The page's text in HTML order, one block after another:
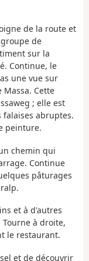
de la route et
de
sur la
Continue, le
une vue sur
Cette
; elle est
abruptes.
peinture.
chemin qui
Continue
pâturages
et à d'autres
à droite,
le restaurant.
et de découvrir